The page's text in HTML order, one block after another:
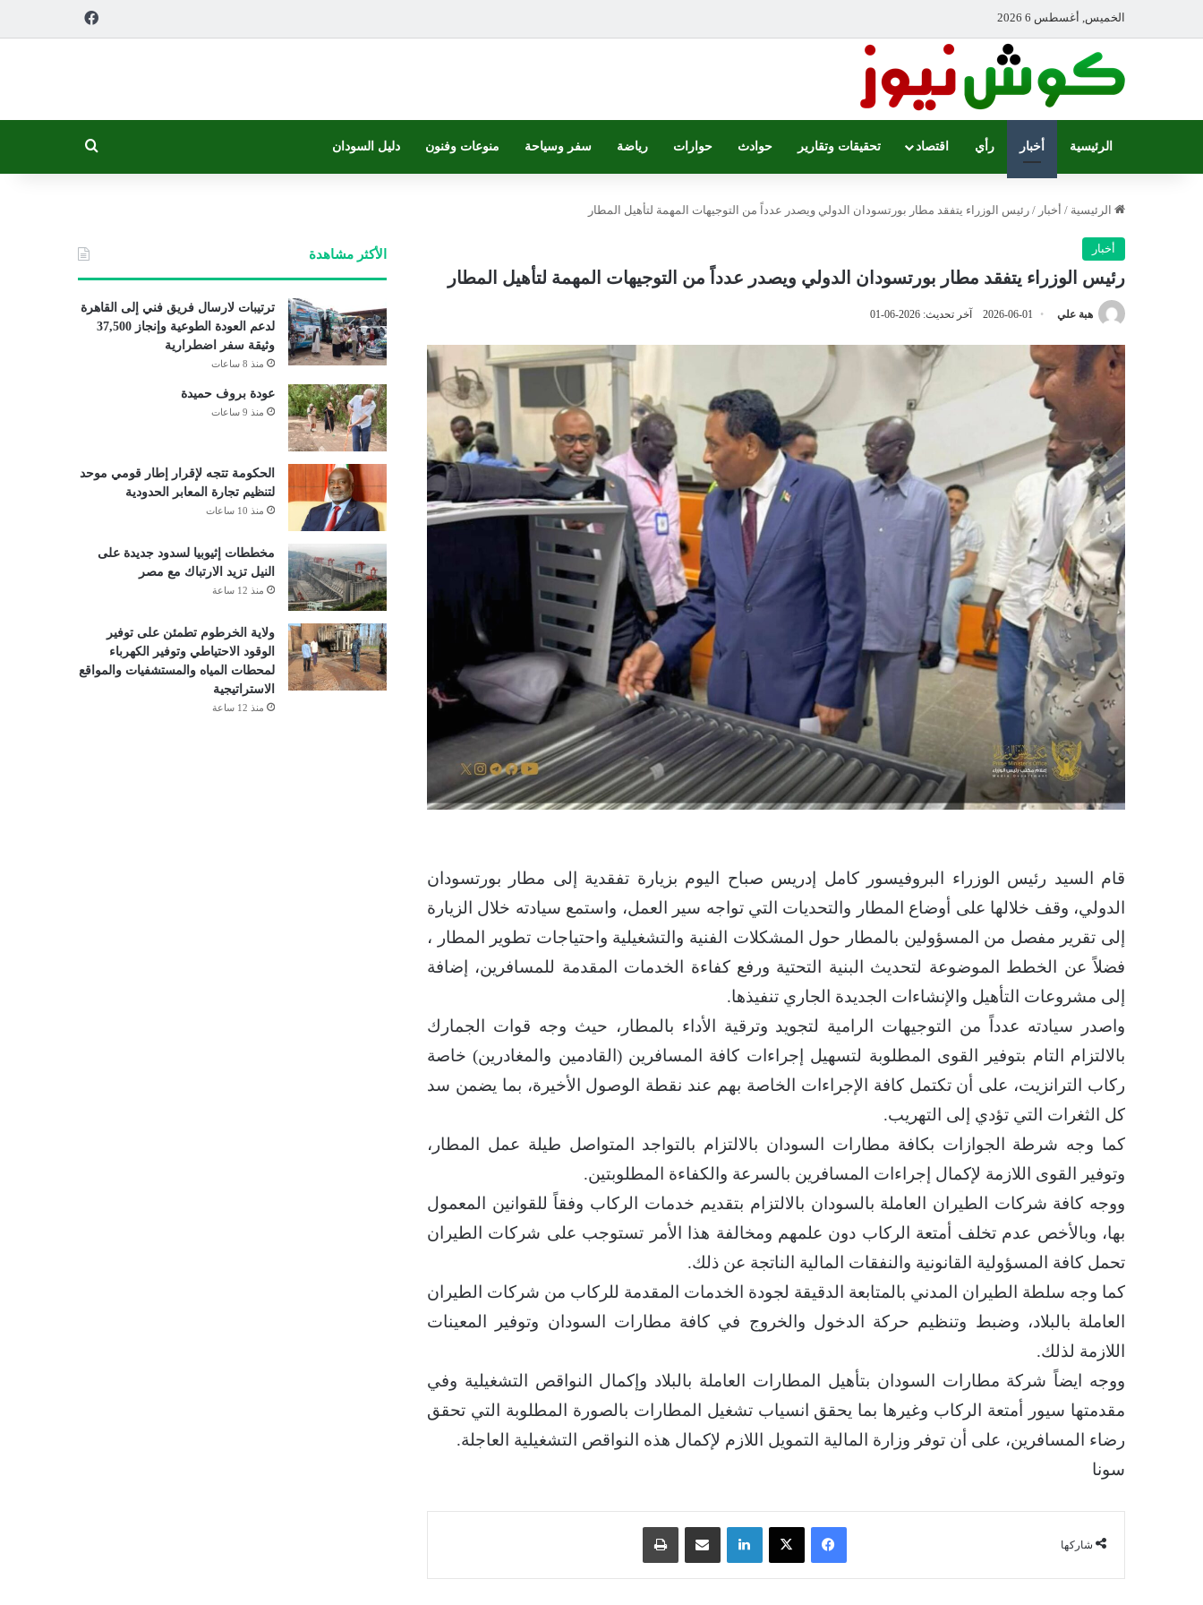
الخميس, أغسطس 6 2026
الرئيسية أخبار رأي اقتصاد تحقيقات وتقارير حوادث حوارات رياضة سفر وسياحة منوعات وفنون دليل السودان
الرئيسية / أخبار / رئيس الوزراء يتفقد مطار بورتسودان الدولي ويصدر عدداً من التوجيهات المهمة لتأهيل المطار
أخبار
رئيس الوزراء يتفقد مطار بورتسودان الدولي ويصدر عدداً من التوجيهات المهمة لتأهيل المطار
هبة علي 2026-06-01 آخر تحديث: 2026-06-01
قام السيد رئيس الوزراء البروفيسور كامل إدريس صباح اليوم بزيارة تفقدية إلى مطار بورتسودان
الدولي، وقف خلالها على أوضاع المطار والتحديات التي تواجه سير العمل، واستمع سيادته خلال الزيارة
إلى تقرير مفصل من المسؤولين بالمطار حول المشكلات الفنية والتشغيلية واحتياجات تطوير المطار ،
فضلاً عن الخطط الموضوعة لتحديث البنية التحتية ورفع كفاءة الخدمات المقدمة للمسافرين، إضافة
إلى مشروعات التأهيل والإنشاءات الجديدة الجاري تنفيذها.
واصدر سيادته عدداً من التوجيهات الرامية لتجويد وترقية الأداء بالمطار، حيث وجه قوات الجمارك
بالالتزام التام بتوفير القوى المطلوبة لتسهيل إجراءات كافة المسافرين (القادمين والمغادرين) خاصة
ركاب الترانزيت، على أن تكتمل كافة الإجراءات الخاصة بهم عند نقطة الوصول الأخيرة، بما يضمن سد
كل الثغرات التي تؤدي إلى التهريب.
​كما وجه شرطة الجوازات بكافة مطارات السودان بالالتزام بالتواجد المتواصل طيلة عمل المطار،
وتوفير القوى اللازمة لإكمال إجراءات المسافرين بالسرعة والكفاءة المطلوبتين.
ووجه كافة شركات الطيران العاملة بالسودان بالالتزام بتقديم خدمات الركاب وفقاً للقوانين المعمول
بها، وبالأخص عدم تخلف أمتعة الركاب دون علمهم ومخالفة هذا الأمر تستوجب على شركات الطيران
تحمل كافة المسؤولية القانونية والنفقات المالية الناتجة عن ذلك.
كما وجه سلطة الطيران المدني بالمتابعة الدقيقة لجودة الخدمات المقدمة للركاب من شركات الطيران
العاملة بالبلاد، وضبط وتنظيم حركة الدخول والخروج في كافة مطارات السودان وتوفير المعينات
اللازمة لذلك.
​ووجه ايضاً شركة مطارات السودان بتأهيل المطارات العاملة بالبلاد وإكمال النواقص التشغيلية وفي
مقدمتها سيور أمتعة الركاب وغيرها بما يحقق انسياب تشغيل المطارات بالصورة المطلوبة التي تحقق
رضاء المسافرين، على أن توفر وزارة المالية التمويل اللازم لإكمال هذه النواقص التشغيلية العاجلة.
سونا
شاركها
فيسبوك ‫X لينكدإن مشاركة عبر البريد
الأكثر مشاهدة
ترتيبات لارسال فريق فني إلى القاهرة
لدعم العودة الطوعية وإنجاز 37,500
وثيقة سفر اضطرارية
منذ 8 ساعات
عودة بروف حميدة
منذ 9 ساعات
الحكومة تتجه لإقرار إطار قومي موحد
لتنظيم تجارة المعابر الحدودية
منذ 10 ساعات
مخططات إثيوبيا لسدود جديدة على
النيل تزيد الارتباك مع مصر
منذ 12 ساعة
ولاية الخرطوم تطمئن على توفير
الوقود الاحتياطي وتوفير الكهرباء
لمحطات المياه والمستشفيات والمواقع
الاستراتيجية
منذ 12 ساعة